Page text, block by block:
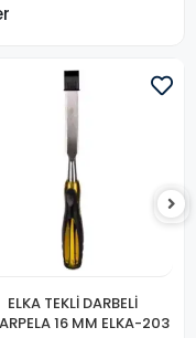
ELKA TEKLİ DARBELİ
16 MM ELKA-203